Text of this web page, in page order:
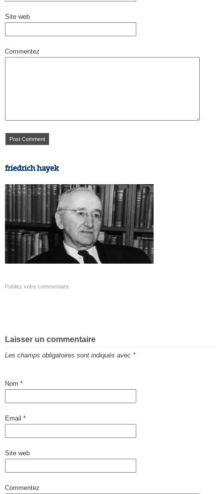
Site web
Commentez
friedrich hayek
Publiez votre commentaire
Laisser un commentaire
Les champs obligatoires sont indiqués avec *
Nom *
Email *
Site web
Commentez